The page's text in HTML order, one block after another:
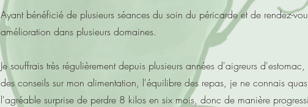
Ayant bénéficié de plusieurs séances du soin du péricarde et de rendez-
amélioration dans plusieurs domaines.
Je souffrais très régulièrement depuis plusieurs années d'aigreurs
des conseils sur mon alimentation, l'équilibre des repas, je ne connais
l'agréable surprise de perdre 8 kilos en six mois, donc de manière